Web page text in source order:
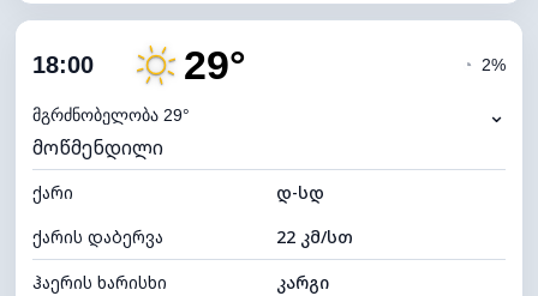
ღრუბლიანობა
ნამის წერტილი
ხილვადობა
განათების ინდექსი 7 (ნათელი)
ღრუბლის სიმაღლე 11200 მ
18:00 29°
მგრძნობელობა 29°
◔ 2%
⌄
მოწმენდილი
ქარი
დ-სდ
ქარის დაბერვა
22 კმ/სთ
ჰაერის ხარისხი
კარგი